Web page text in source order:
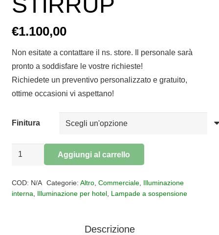
€1.100,00
Non esitate a contattare il ns. store. Il personale sarà
pronto a soddisfare le vostre richieste!
Richiedete un preventivo personalizzato e gratuito,
ottime occasioni vi aspettano!
Finitura
SOSPENSIONE
STIRRUP
Aggiungi al carrello
COD: N/A Categorie: Altro, Commerciale, Illuminazione
interna
Illuminazione per hotel Lampade a sospensione
Descrizione